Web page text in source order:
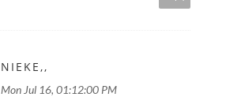
NIEKE,,
Mon Jul 16, 01:12:00 PM